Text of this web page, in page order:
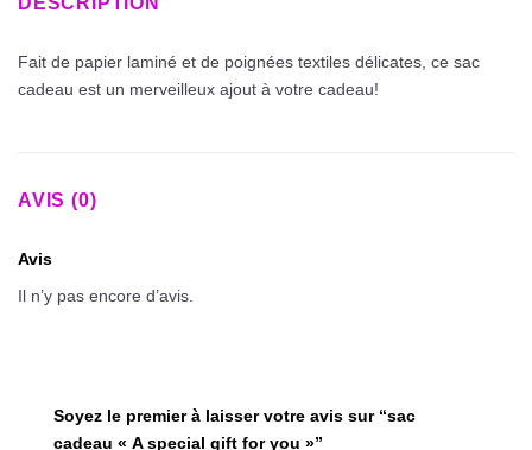
Fait de papier laminé et de poignées textiles délicates, ce sac
cadeau est un merveilleux ajout à votre cadeau!
AVIS (0)
Avis
Il n’y pas encore d’avis.
Soyez le premier à laisser votre avis sur “sac
cadeau « A special gift for you »”